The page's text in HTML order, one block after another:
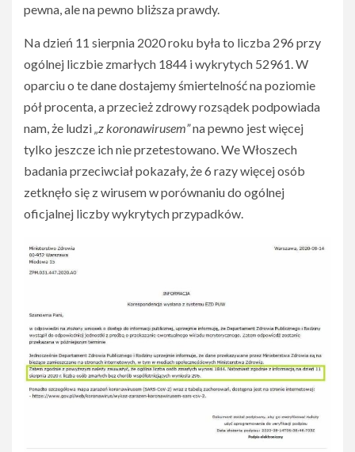
pewna, ale na pewno bliższa prawdy.
Na dzień 11 sierpnia 2020 roku była to liczba 296 przy
ogólnej liczbie zmarłych 1844 i wykrytych 52961. W
oparciu o te dane dostajemy śmiertelność na poziomie
pół procenta, a przecież zdrowy rozsądek podpowiada
nam, że ludzi „z koronawirusem”na pewno jest więcej
tylko jeszcze ich nie przetestowano. We Włoszech
badania przeciwciał pokazały, że 6 razy więcej osób
zetknęło się z wirusem w porównaniu do ogólnej
oficjalnej liczby wykrytych przypadków.